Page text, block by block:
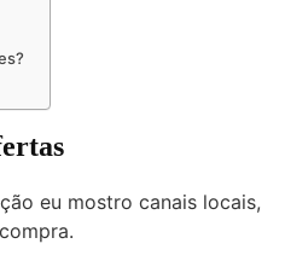
eu mostro canais locais,